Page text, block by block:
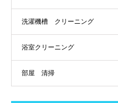
洗濯機槽 クリーニング
浴室クリーニング
部屋 清掃